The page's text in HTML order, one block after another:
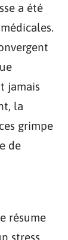
a été
jamais
la
grimpe
de
résume
stress